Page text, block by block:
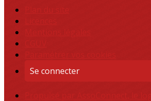
Plan du site
Mentions légales
CGUV
Paramétrer vos cookies
Se connecter
Propulsé par AssoConnect, le